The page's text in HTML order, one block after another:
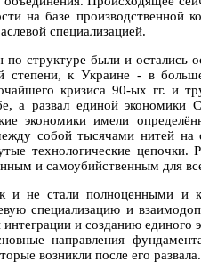
на базе производственной
специализацией.
структуре были и остались
к Украине - в
кризиса 90-ых гг. и
а развал единой экономики
экономики имели
собой тысячами нитей на
технологические
и самоубийственным для
и не стали полноценными и
специализацию и
и созданию единого
направления
возникли после его развала.